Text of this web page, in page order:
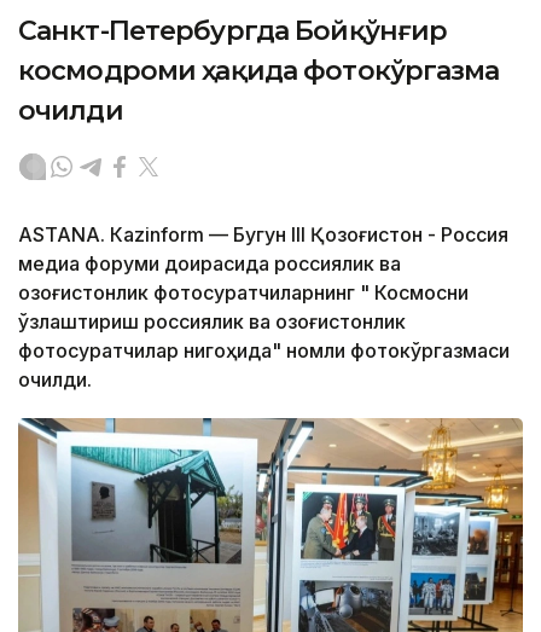
Санкт-Петербургда Бойқўнғир
космодроми ҳақида фотокўргазма
очилди
ASTANA. Кazinform — Бугун III Қозоғистон - Россия
медиа форуми доирасида россиялик ва
қозоғистонлик фотосуратчиларнинг " Космосни
ўзлаштириш россиялик ва қозоғистонлик
фотосуратчилар нигоҳида" номли фотокўргазмаси
очилди.